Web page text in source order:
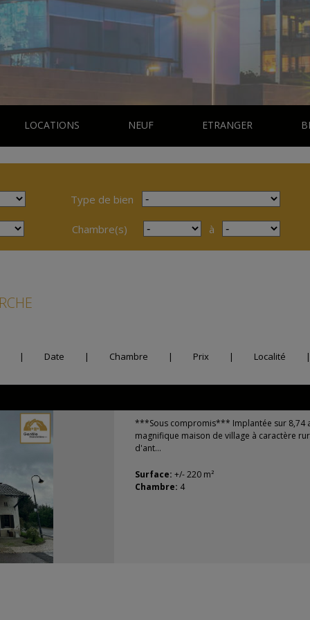
LOCATIONS NEUF ETRANGER
Type de bien
Chambre(s) à
| Date | Chambre | Prix | Localité |
***Sous compromis*** Implantée sur 8,74
magnifique maison de village à caractère
d'ant...
Surface: +/- 220 m²
Chambre: 4